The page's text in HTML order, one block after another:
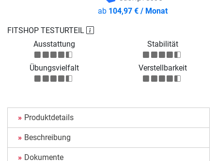
FITSHOP TESTURTEIL
Ausstattung
Stabilität
Übungsvielfalt Verstellbarkeit
ab 104,97 € / Monat
Produktdetails
Beschreibung
Dokumente